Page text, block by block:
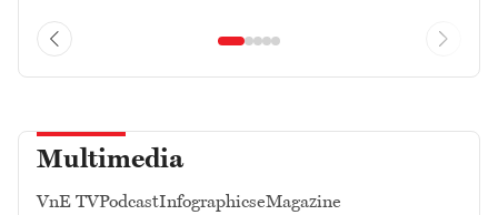
Multimedia
VnE TVPodcastInfographicseMagazine